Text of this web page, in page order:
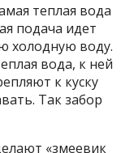
теплая вода
подача идет
холодную воду.
вода, к ней
к куску
Так забор
«змеевик